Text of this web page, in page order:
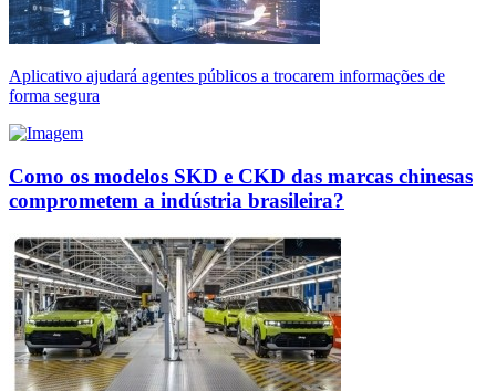
Aplicativo ajudará agentes públicos a trocarem informações de
forma segura
Como os modelos SKD e CKD das marcas chinesas
comprometem a indústria brasileira?